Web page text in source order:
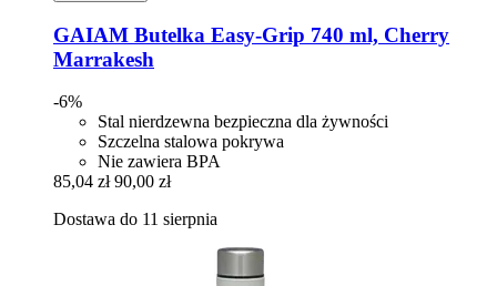
GAIAM Butelka Easy-​Grip 740 ml, Cherry
Marrakesh
-6%
Stal nierdzewna bezpieczna dla żywności
Szczelna stalowa pokrywa
Nie zawiera BPA
85,04 zł 90,00 zł
Dostawa do 11 sierpnia